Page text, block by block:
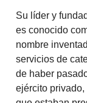
Su líder y
es conocido
nombre
servicios de
de haber
ejército